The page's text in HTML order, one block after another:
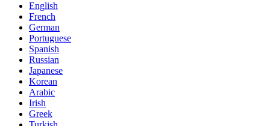
English
French
German
Portuguese
Spanish
Russian
Japanese
Korean
Arabic
Irish
Greek